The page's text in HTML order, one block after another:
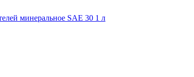
минеральное SAE 30 1 л